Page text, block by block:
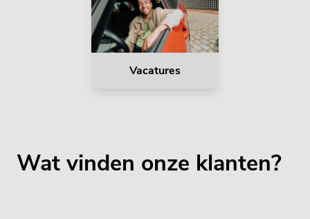
Vacatures
Wat vinden onze klanten?